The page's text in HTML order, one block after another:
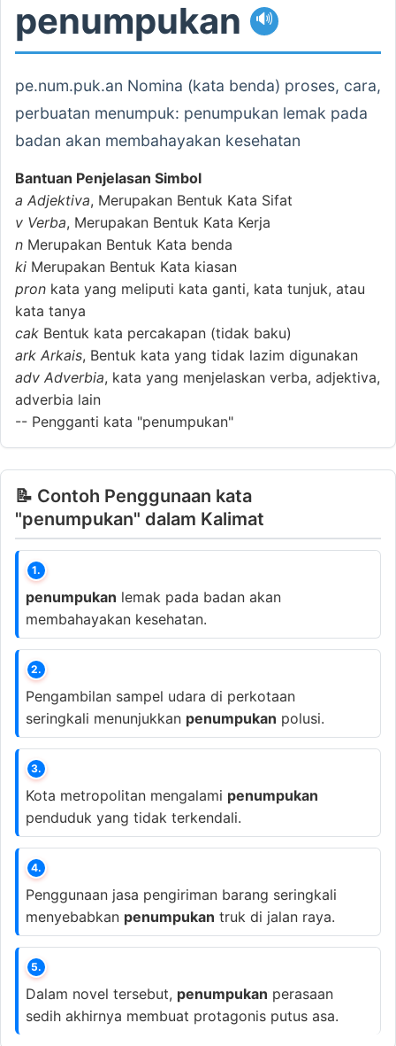
penumpukan 🔊
pe.num.puk.an Nomina (kata benda) proses, cara,
perbuatan menumpuk: penumpukan lemak pada
badan akan membahayakan kesehatan
Bantuan Penjelasan Simbol
a Adjektiva, Merupakan Bentuk Kata Sifat
v Verba, Merupakan Bentuk Kata Kerja
n Merupakan Bentuk Kata benda
ki Merupakan Bentuk Kata kiasan
pron kata yang meliputi kata ganti, kata tunjuk, atau
kata tanya
cak Bentuk kata percakapan (tidak baku)
ark Arkais, Bentuk kata yang tidak lazim digunakan
adv Adverbia, kata yang menjelaskan verba, adjektiva,
adverbia lain
-- Pengganti kata "penumpukan"
📝 Contoh Penggunaan kata
"penumpukan" dalam Kalimat
1.
penumpukan lemak pada badan akan
membahayakan kesehatan.
2.
Pengambilan sampel udara di perkotaan
seringkali menunjukkan penumpukan polusi.
3.
Kota metropolitan mengalami penumpukan
penduduk yang tidak terkendali.
4.
Penggunaan jasa pengiriman barang seringkali
menyebabkan penumpukan truk di jalan raya.
5.
Dalam novel tersebut, penumpukan perasaan
sedih akhirnya membuat protagonis putus asa.